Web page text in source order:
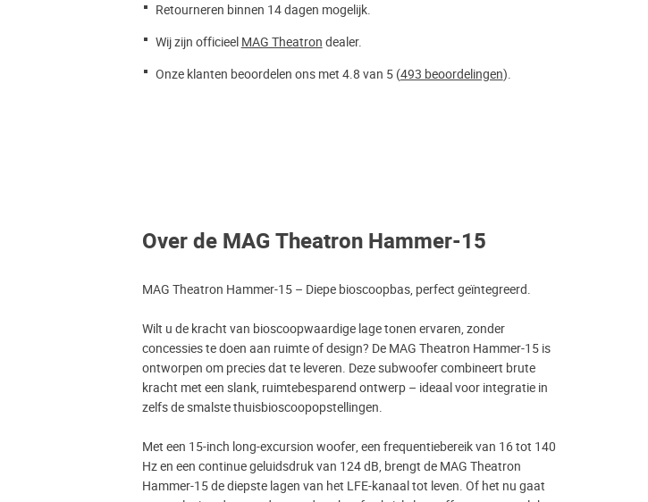
Retourneren binnen 14 dagen mogelijk.
Wij zijn officieel MAG Theatron dealer.
Onze klanten beoordelen ons met 4.8 van 5 (493 beoordelingen).
Over de MAG Theatron Hammer-15
MAG Theatron Hammer-15 – Diepe bioscoopbas, perfect geïntegreerd.
Wilt u de kracht van bioscoopwaardige lage tonen ervaren, zonder
concessies te doen aan ruimte of design? De MAG Theatron Hammer-15 is
ontworpen om precies dat te leveren. Deze subwoofer combineert brute
kracht met een slank, ruimtebesparend ontwerp – ideaal voor integratie in
zelfs de smalste thuisbioscoopopstellingen.
Met een 15-inch long-excursion woofer, een frequentiebereik van 16 tot 140
Hz en een continue geluidsdruk van 124 dB, brengt de MAG Theatron
Hammer-15 de diepste lagen van het LFE-kanaal tot leven. Of het nu gaat